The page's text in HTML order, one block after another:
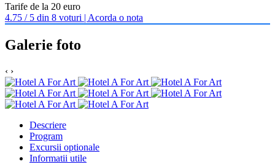
Tarife de la 20 euro
4.75 / 5 din 8 voturi | Acorda o nota
Galerie foto
‹ ›
Descriere
Program
Excursii optionale
Informatii utile